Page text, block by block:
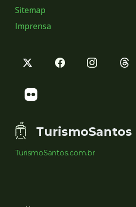
Sitemap
Imprensa
TurismoSantos
TurismoSantos.com.br